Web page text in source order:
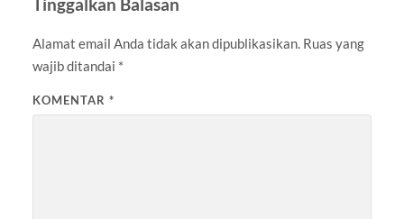
Alamat email Anda tidak akan dipublikasikan. Ruas yang
wajib ditandai *
KOMENTAR *